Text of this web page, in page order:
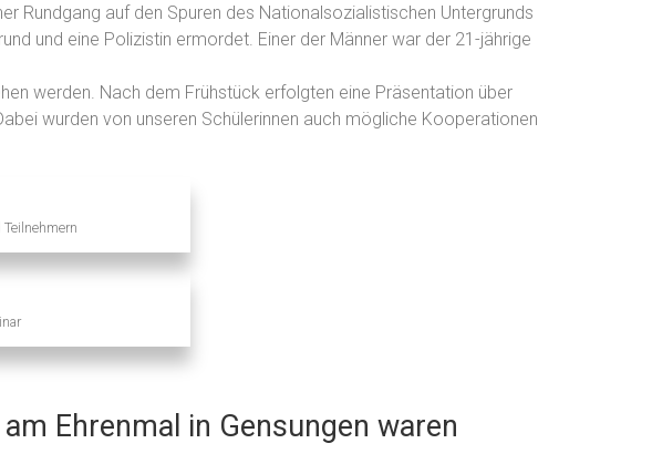
Rundgang auf den Spuren des Nationalsozialistischen Untergrunds
und eine Polizistin ermordet. Einer der Männer war der 21-jährige
werden. Nach dem Frühstück erfolgten eine Präsentation über
wurden von unseren Schülerinnen auch mögliche Kooperationen
Ehrenmal in Gensungen waren